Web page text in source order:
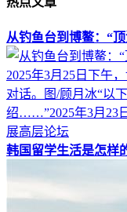
从钓鱼台到博鳌：“
2025年3月25日下午
对话。图/顾月冰“以
绍……”2025年3月23
展高层论坛
韩国留学生活是怎样